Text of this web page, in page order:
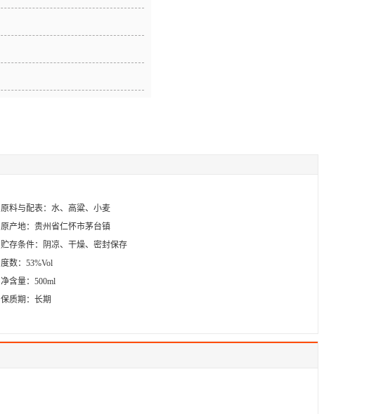
原料与配表：水、高粱、小麦
原产地：贵州省仁怀市茅台镇
贮存条件：阴凉、干燥、密封保存
度数：53%Vol
净含量：500ml
保质期：长期